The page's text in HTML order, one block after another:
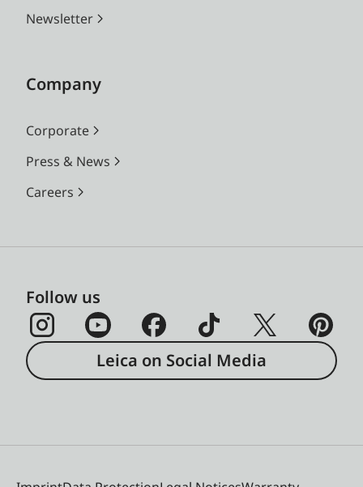
Newsletter
Company
Corporate
Press & News
Careers
Follow us
Leica on Social Media